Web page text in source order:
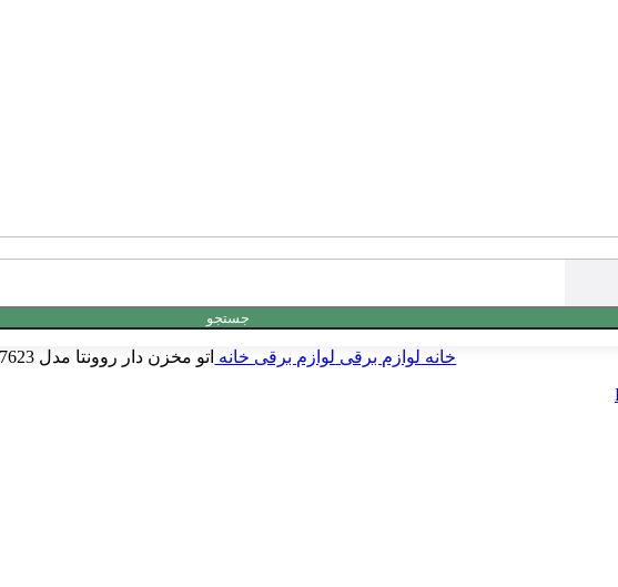
جستجو
خانه لوازم برقی لوازم برقی خانه اتو مخزن دار روونتا مدل Rowenta DG7623